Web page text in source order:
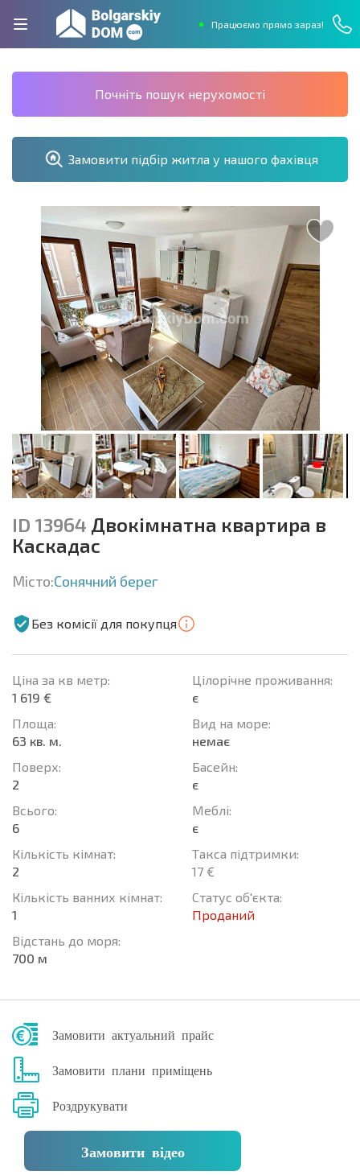
Працюємо прямо зараз!
Почніть пошук нерухомості
Замовити підбір житла у нашого фахівця
ID 13964 Двокімнатна квартира в
Каскадас
Місто:Сонячний берег
Без комісії для покупця
Ціна за кв метр:
1 619 €
Площа:
63 кв. м.
Поверх:
2
Всього:
6
Кількість кімнат:
2
Кількість ванних кімнат:
1
Відстань до моря:
700 м
Цілорічне проживання:
є
Вид на море:
немає
Баcейн:
є
Меблі:
є
Такса підтримки:
17 €
Статус об'єкта:
Проданий
Замовити актуальний прайс
Замовити плани приміщень
Роздрукувати
Замовити відео